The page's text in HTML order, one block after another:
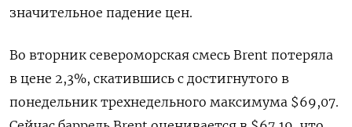
значительное падение цен.
Во вторник североморская смесь Brent потеряла
в цене 2,3%, скатившись с достигнутого в
понедельник трехнедельного максимума $69,07.